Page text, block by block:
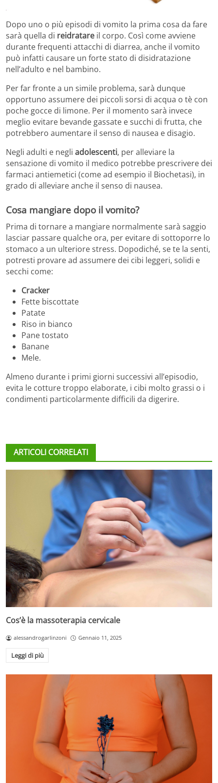
Dopo uno o più episodi di vomito la prima cosa da fare
sarà quella di reidratare il corpo. Così come avviene
durante frequenti attacchi di diarrea, anche il vomito
può infatti causare un forte stato di disidratazione
nell’adulto e nel bambino.
Per far fronte a un simile problema, sarà dunque
opportuno assumere dei piccoli sorsi di acqua o tè con
poche gocce di limone. Per il momento sarà invece
meglio evitare bevande gassate e succhi di frutta, che
potrebbero aumentare il senso di nausea e disagio.
Negli adulti e negli adolescenti, per alleviare la
sensazione di vomito il medico potrebbe prescrivere dei
farmaci antiemetici (come ad esempio il Biochetasi), in
grado di alleviare anche il senso di nausea.
Cosa mangiare dopo il vomito?
Prima di tornare a mangiare normalmente sarà saggio
lasciar passare qualche ora, per evitare di sottoporre lo
stomaco a un ulteriore stress. Dopodiché, se te la senti,
potresti provare ad assumere dei cibi leggeri, solidi e
secchi come:
Cracker
Fette biscottate
Patate
Riso in bianco
Pane tostato
Banane
Mele.
Almeno durante i primi giorni successivi all’episodio,
evita le cotture troppo elaborate, i cibi molto grassi o i
condimenti particolarmente difficili da digerire.
ARTICOLI CORRELATI
Cos’è la massoterapia cervicale
alessandrogarlinzoni Gennaio 11, 2025
Leggi di più